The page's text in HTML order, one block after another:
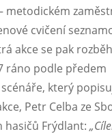
metodickém
cvičení
akce se pak
ráno podle předem
který
Petr Celba ze
Frýdlant: